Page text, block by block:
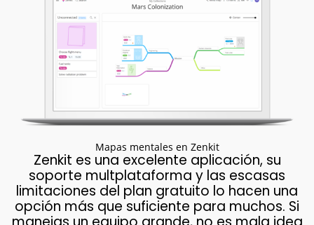
Mapas mentales en Zenkit
Zenkit es una excelente aplicación, su
soporte multplataforma y las escasas
limitaciones del plan gratuito lo hacen una
opción más que suficiente para muchos. Si